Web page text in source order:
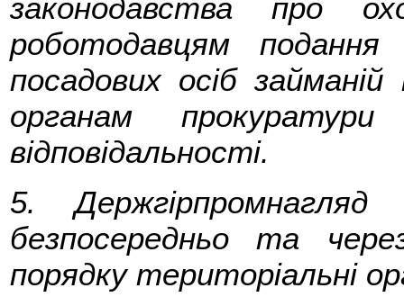
законодавства про
роботодавцям подання
посадових осіб
органам
відповідальності.
5. Держгірпромнагляд
безпосередньо та
порядку територіальні